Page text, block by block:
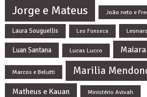
Jorge e Mateus João neto e
Laura Souguellis Leo Fonseca
Luan Santana Lucas Lucco
Marcos e Belutti Marilia
Matheus e Kauan Ministério Avivah